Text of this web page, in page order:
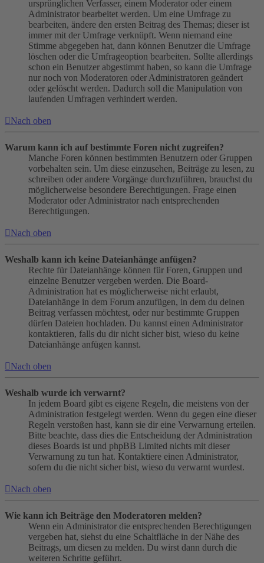
ursprünglichen Verfasser, einem Moderator oder einem
Administrator bearbeitet werden. Um eine Umfrage zu
bearbeiten, ändere den ersten Beitrag des Themas; dieser ist
immer mit der Umfrage verknüpft. Wenn niemand eine
Stimme abgegeben hat, dann können Benutzer die Umfrage
löschen oder die Umfrageoption bearbeiten. Sollte allerdings
schon ein Benutzer abgestimmt haben, so kann die Umfrage
nur noch von Moderatoren oder Administratoren geändert
oder gelöscht werden. Dadurch soll die Manipulation von
laufenden Umfragen verhindert werden.
Nach oben
Warum kann ich auf bestimmte Foren nicht zugreifen?
Manche Foren können bestimmten Benutzern oder Gruppen
vorbehalten sein. Um diese einzusehen, Beiträge zu lesen, zu
schreiben oder andere Vorgänge durchzuführen, brauchst du
möglicherweise besondere Berechtigungen. Frage einen
Moderator oder Administrator nach entsprechenden
Berechtigungen.
Nach oben
Weshalb kann ich keine Dateianhänge anfügen?
Rechte für Dateianhänge können für Foren, Gruppen und
einzelne Benutzer vergeben werden. Die Board-
Administration hat es möglicherweise nicht erlaubt,
Dateianhänge in dem Forum anzufügen, in dem du deinen
Beitrag verfassen möchtest, oder nur bestimmte Gruppen
dürfen Dateien hochladen. Du kannst einen Administrator
kontaktieren, falls du dir nicht sicher bist, wieso du keine
Dateianhänge anfügen kannst.
Nach oben
Weshalb wurde ich verwarnt?
In jedem Board gibt es eigene Regeln, die meistens von der
Administration festgelegt werden. Wenn du gegen eine dieser
Regeln verstoßen hast, kann sie dir eine Verwarnung erteilen.
Bitte beachte, dass dies die Entscheidung der Administration
dieses Boards ist und phpBB Limited nichts mit dieser
Verwarnung zu tun hat. Kontaktiere einen Administrator,
sofern du die nicht sicher bist, wieso du verwarnt wurdest.
Nach oben
Wie kann ich Beiträge den Moderatoren melden?
Wenn ein Administrator die entsprechenden Berechtigungen
vergeben hat, siehst du eine Schaltfläche in der Nähe des
Beitrags, um diesen zu melden. Du wirst dann durch die
weiteren Schritte geführt.